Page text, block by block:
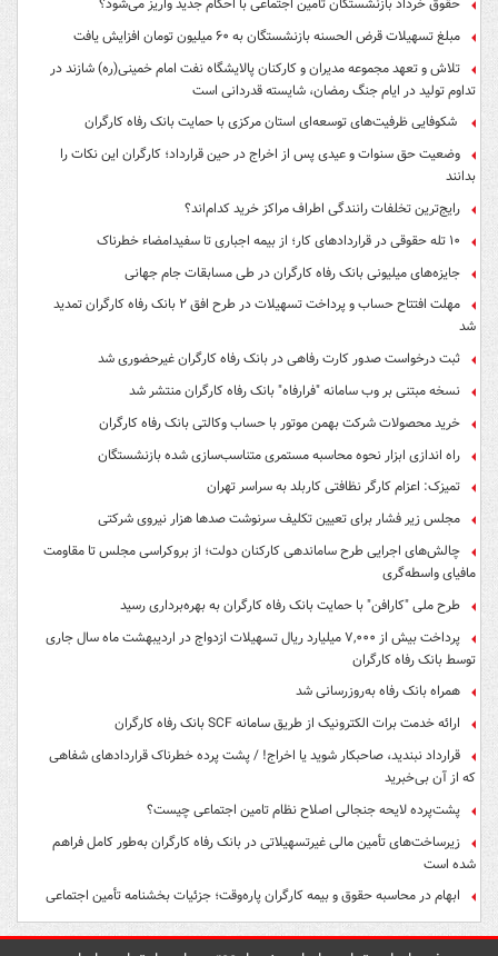
مبلغ تسهیلات قرض الحسنه بازنشستگان به ۶۰ میلیون تومان افزایش یافت
تلاش و تعهد مجموعه مدیران و کارکنان پالایشگاه نفت امام خمینی(ره) شازند در
تداوم تولید در ایام جنگ رمضان، شایسته قدردانی است
شکوفایی ظرفیت‌های توسعه‌ای استان مرکزی با حمایت بانک رفاه کارگران
وضعیت حق سنوات و عیدی پس از اخراج در حین قرارداد؛ کارگران این نکات را
بدانند
رایج‌ترین تخلفات رانندگی اطراف مراکز خرید کدام‌اند؟
۱۰ تله حقوقی در قراردادهای کار؛ از بیمه اجباری تا سفیدامضاء خطرناک
جایزه‌های میلیونی بانک رفاه کارگران در طی مسابقات جام جهانی
مهلت افتتاح حساب و پرداخت تسهیلات در طرح افق ۲ بانک رفاه کارگران تمدید
شد
ثبت درخواست صدور کارت رفاهی در بانک رفاه کارگران غیرحضوری شد
نسخه مبتنی بر وب سامانه "فرارفاه" بانک رفاه کارگران منتشر شد
خرید محصولات شرکت بهمن موتور با حساب وکالتی بانک رفاه کارگران
راه اندازی ابزار نحوه محاسبه مستمری متناسب‌سازی شده بازنشستگان
تمیزک: اعزام کارگر نظافتی کاربلد به سراسر تهران
مجلس زیر فشار برای تعیین تکلیف سرنوشت صدها هزار نیروی شرکتی
چالش‌های اجرایی طرح ساماندهی کارکنان دولت؛ از بروکراسی مجلس تا مقاومت
مافیای واسطه‌گری
طرح ملی "کارافن" با حمایت بانک رفاه کارگران به بهره‌برداری رسید
پرداخت بیش از ۷,۰۰۰ میلیارد ریال تسهیلات ازدواج در اردیبهشت ماه سال جاری
توسط بانک رفاه کارگران
همراه بانک رفاه به‌روزرسانی شد
ارائه خدمت برات الکترونیک از طریق سامانه SCF بانک رفاه کارگران
قرارداد نبندید، صاحبکار شوید یا اخراج! / پشت پرده خطرناک قراردادهای شفاهی
که از آن بی‌خبرید
پشت‌پرده لایحه جنجالی اصلاح نظام تامین اجتماعی چیست؟
زیرساخت‌های تأمین مالی غیرتسهیلاتی در بانک رفاه کارگران به‌طور کامل فراهم
شده است
ابهام در محاسبه حقوق و بیمه کارگران پاره‌وقت؛ جزئیات بخشنامه تأمین اجتماعی